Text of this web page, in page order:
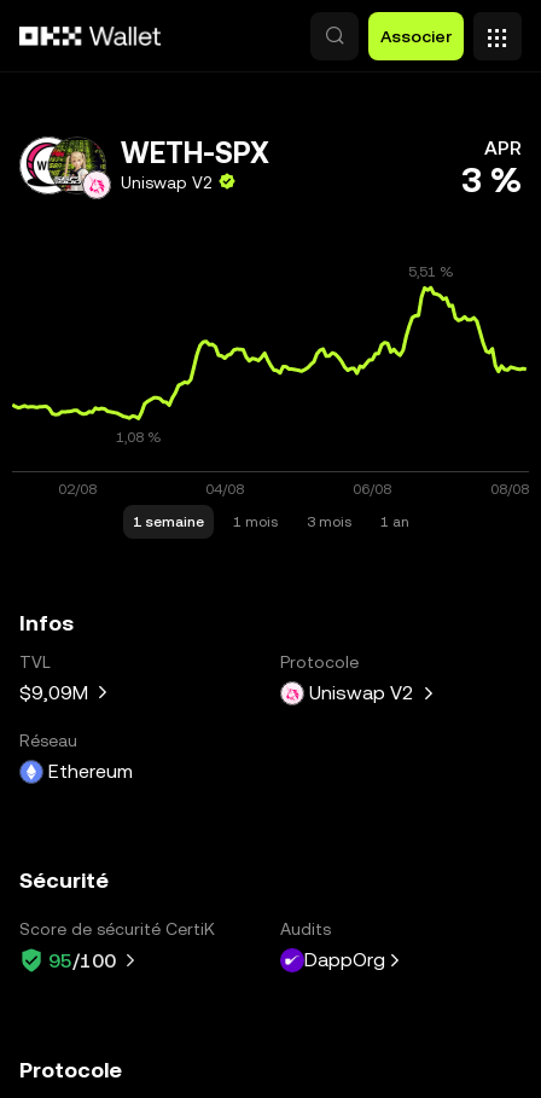
Associer
WETH-SPX
Uniswap V2
APR
3 %
1 semaine 1 mois 3 mois 1 an
Infos
TVL
$9,09M
Protocole
Uniswap V2
Réseau
Ethereum
Sécurité
Score de sécurité CertiK
95/100
Audits
DappOrg
Protocole